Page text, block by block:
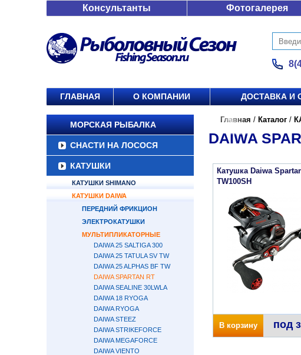
Консультанты Фотогалерея
ГЛАВНАЯ О КОМПАНИИ ДОСТАВКА И
МОРСКАЯ РЫБАЛКА
СНАСТИ НА ЛОСОСЯ
КАТУШКИ
КАТУШКИ SHIMANO
КАТУШКИ DAIWA
ПЕРЕДНИЙ ФРИКЦИОН
ЭЛЕКТРОКАТУШКИ
МУЛЬТИПЛИКАТОРНЫЕ
DAIWA 25 SALTIGA 300
DAIWA 25 TATULA SV TW
DAIWA 25 ALPHAS BF TW
DAIWA SPARTAN RT
DAIWA SEALINE 30LWLA
DAIWA 18 RYOGA
DAIWA RYOGA
DAIWA STEEZ
DAIWA STRIKEFORCE
DAIWA MEGAFORCE
DAIWA VIENTO
Главная / Каталог /
DAIWA
Катушка Daiwa
TW100SH
В корзину под